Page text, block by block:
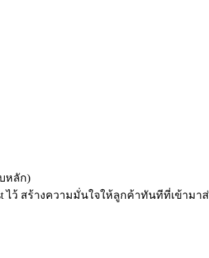
หลัก)
ไว้ สร้างความมั่นใจให้ลูกค้าทันทีที่เข้ามา